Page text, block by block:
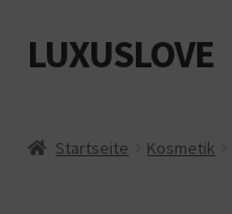
Zur
Navigation
Zum
Inhalt
LUXUSLOVE
Startseite Kosmetik